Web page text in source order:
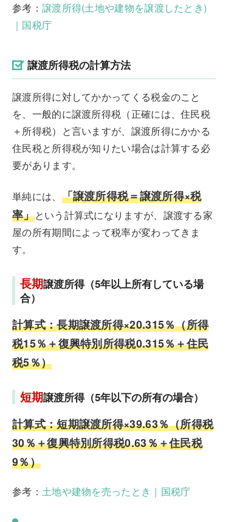
参考： 譲渡所得(土地や建物を譲渡したとき)
｜国税庁
譲渡所得税の計算方法
譲渡所得に対してかかってくる税金のこと
を、一般的に譲渡所得税（正確には、住民税
＋所得税）と言いますが、譲渡所得にかかる
住民税と所得税が知りたい場合は計算する必
要があります。
単純には、 「譲渡所得税＝譲渡所得×税
率」という計算式になりますが、譲渡する家
屋の所有期間によって税率が変わってきま
す。
長期譲渡所得（5年以上所有している場
合）
計算式：長期譲渡所得×20.315％（所得
税15％＋復興特別所得税0.315％＋住民
税5％）
短期譲渡所得（5年以下の所有の場合）
計算式：短期譲渡所得×39.63％（所得税
30％＋復興特別所得税0.63％＋住民税
9％）
参考： 土地や建物を売ったとき｜国税庁